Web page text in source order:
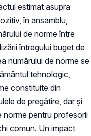
estimat asupra
în ansamblu,
de norme între
întregului buget de
numărului de norme se
tehnologic,
constituite din
de pregătire, dar și
norme pentru profesorii
comun. Un impact